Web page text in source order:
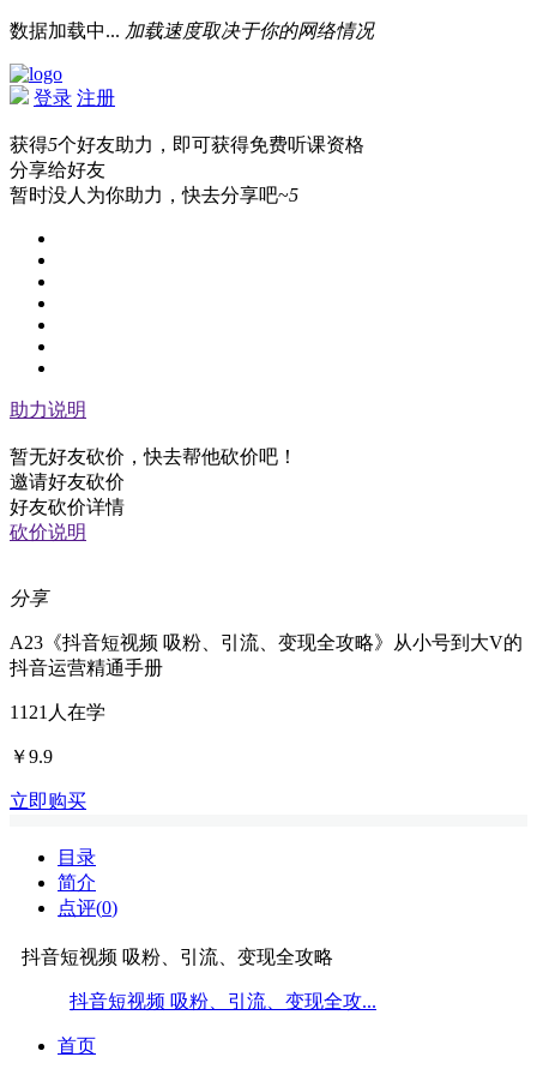
数据加载中... 加载速度取决于你的网络情况
登录 注册
获得5个好友助力，即可获得免费听课资格
分享给好友
暂时没人为你助力，快去分享吧~5
助力说明
暂无好友砍价，快去帮他砍价吧！
邀请好友砍价
好友砍价详情
砍价说明
分享
A23《抖音短视频 吸粉、引流、变现全攻略》从小号到大V的
抖音运营精通手册
1121 人在学
￥9.9
立即购买
目录
简介
点评(0)
抖音短视频 吸粉、引流、变现全攻略
抖音短视频 吸粉、引流、变现全攻...
首页